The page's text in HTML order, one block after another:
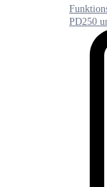
PD250